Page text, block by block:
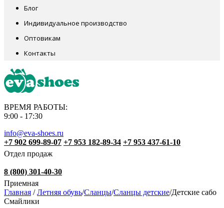
Блог
Индивидуальное производство
Оптовикам
Контакты
ВРЕМЯ РАБОТЫ:
9:00 - 17:30
info@eva-shoes.ru
+7 902 699-89-07 +7 953 182-89-34 +7 953 437-61-10
Отдел продаж
8 (800) 301-40-30
Приемная
Главная / Летняя обувь/Сланцы/Сланцы детские/Детские сабо
Смайлики